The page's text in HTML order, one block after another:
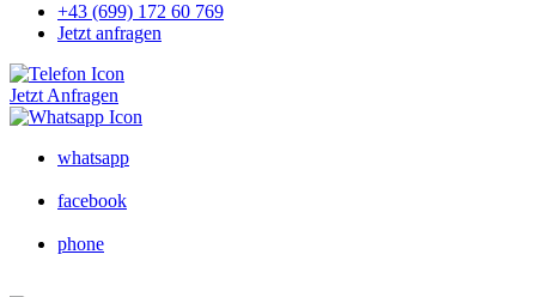
+43 (699) 172 60 769
Jetzt anfragen
Jetzt Anfragen
whatsapp
facebook
phone